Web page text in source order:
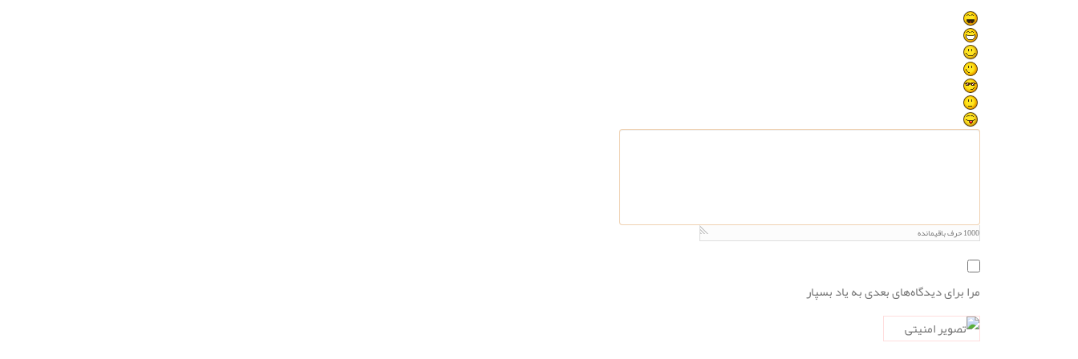
1000حرف باقیمانده
مرا برای دیدگاه‌های بعدی به یاد بسپار